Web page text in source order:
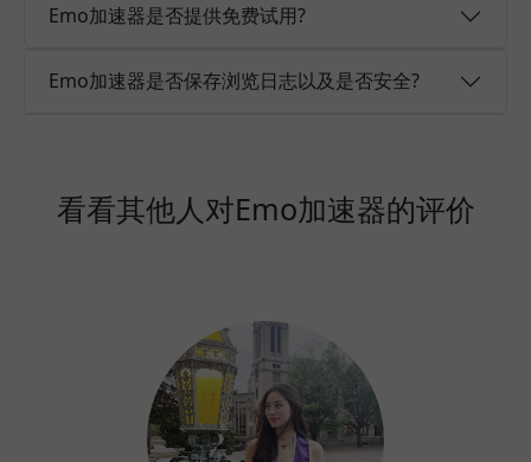
Emo加速器是否提供免费试用?
Emo加速器是否保存浏览日志以及是否安全?
看看其他人对Emo加速器的评价